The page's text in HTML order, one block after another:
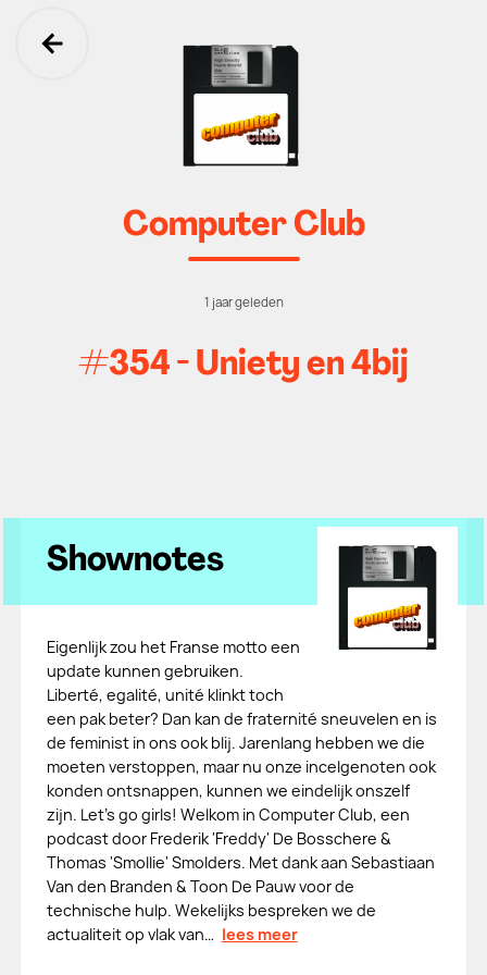
Ga terug
Computer Club
1 jaar geleden
#354 - Uniety en 4bij
Shownotes
Eigenlijk zou het Franse motto een
update kunnen gebruiken.
Liberté, egalité, unité klinkt toch
een pak beter? Dan kan de fraternité sneuvelen en is
de feminist in ons ook blij. Jarenlang hebben we die
moeten verstoppen, maar nu onze incelgenoten ook
konden ontsnappen, kunnen we eindelijk onszelf
zijn. Let's go girls! Welkom in Computer Club, een
podcast door Frederik 'Freddy' De Bosschere &
Thomas 'Smollie' Smolders. Met dank aan Sebastiaan
Van den Branden & Toon De Pauw voor de
technische hulp. Wekelijks bespreken we de
actualiteit op vlak van… lees meer